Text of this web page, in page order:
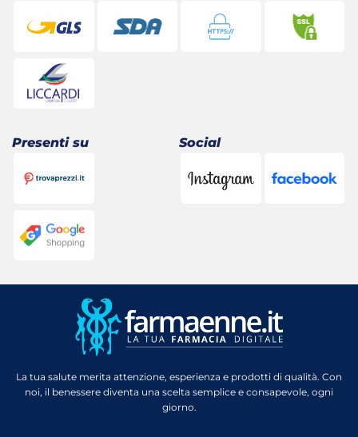
Presenti su Social
La tua salute merita attenzione, esperienza e prodotti di qualità. Con
noi, il benessere diventa una scelta semplice e consapevole, ogni
giorno.